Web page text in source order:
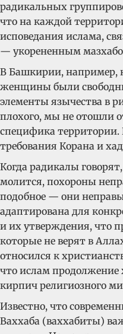
радикальных
что на каждой
исповедания ислама,
— укорененным
В Башкирии, например,
женщины были
элементы язычества в
плохого, мы не отошли
специфика
требования Корана и
Когда радикалы
молится, похороны
подобное — они
адаптирована для
и их утверждения, что
которые не верят в
относился к
что ислам продолжение
кирпич религиозного
Известно, что
Ваххаба (ваххабиты)